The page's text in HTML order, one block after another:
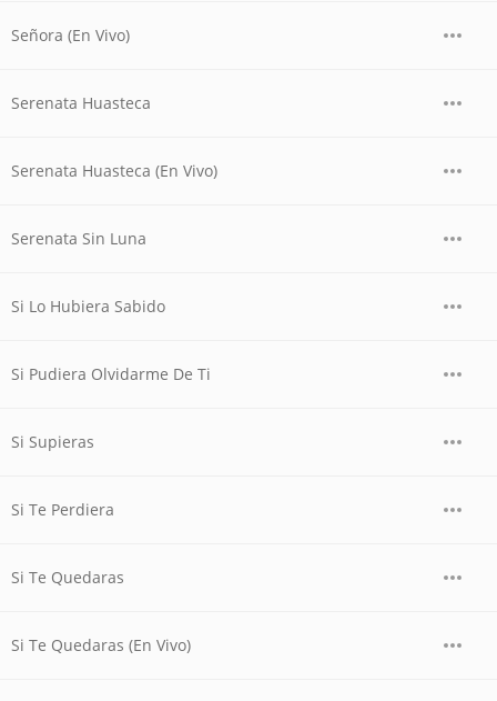
Señora (En Vivo)
Serenata Huasteca
Serenata Huasteca (En Vivo)
Serenata Sin Luna
Si Lo Hubiera Sabido
Si Pudiera Olvidarme De Ti
Si Supieras
Si Te Perdiera
Si Te Quedaras
Si Te Quedaras (En Vivo)